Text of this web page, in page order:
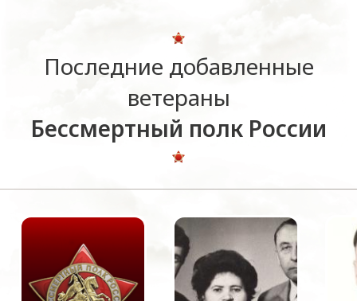
Последние добавленные
ветераны
Бессмертный полк России